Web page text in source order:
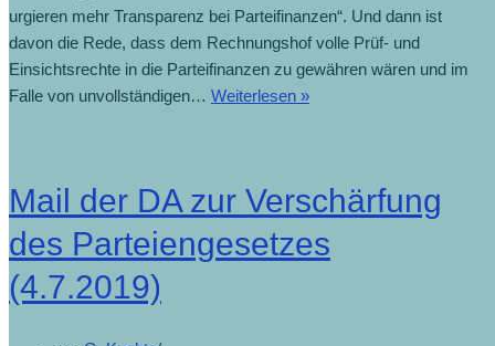
urgieren mehr Transparenz bei Parteifinanzen“. Und dann ist
davon die Rede, dass dem Rechnungshof volle Prüf- und
Einsichtsrechte in die Parteifinanzen zu gewähren wären und im
Falle von unvollständigen… Weiterlesen »
Mail der DA zur Verschärfung
des Parteiengesetzes
(4.7.2019)